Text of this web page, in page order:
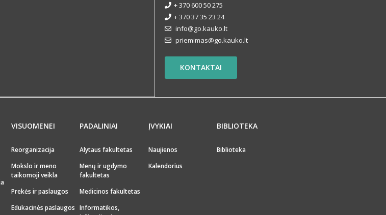
+ 370 600 50 275
+ 370 37 35 23 24
info@go.kauko.lt
priemimas@go.kauko.lt
KONTAKTAI
VISUOMENEI
Reorganizacija
Mokslo ir meno
taikomoji veikla
Prekės ir paslaugos
Edukacinės paslaugos
PADALINIAI
Alytaus fakultetas
Menų ir ugdymo
fakultetas
Medicinos fakultetas
Informatikos,
ĮVYKIAI
Naujienos
Kalendorius
BIBLIOTEKA
Biblioteka